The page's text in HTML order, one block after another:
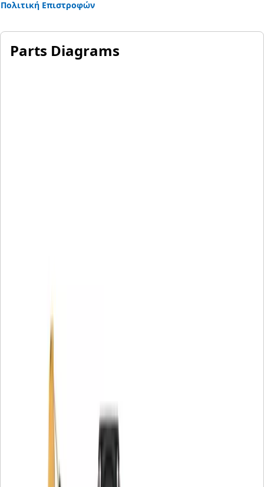
Πολιτική Επιστροφών
Parts Diagrams